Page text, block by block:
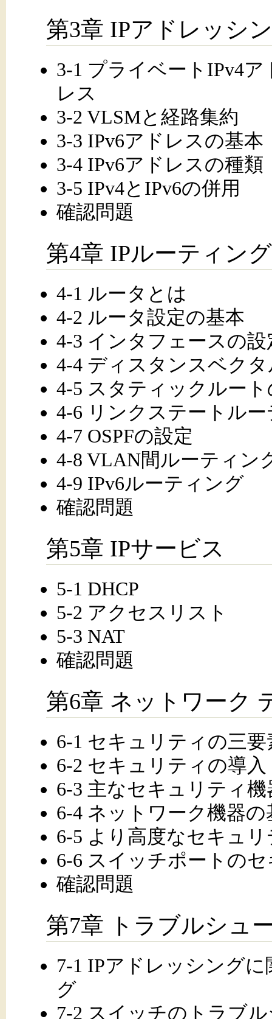
第3章 IPアドレッシ
3-1 プライベートIPv4
レス
3-2 VLSMと経路集約
3-3 IPv6アドレスの基本
3-4 IPv6アドレスの種類
3-5 IPv4とIPv6の併用
確認問題
第4章 IPルーティン
4-1 ルータとは
4-2 ルータ設定の基本
4-3 インタフェースの設
4-4 ディスタンスベク
4-5 スタティックルー
4-6 リンクステートル
4-7 OSPFの設定
4-8 VLAN間ルーティン
4-9 IPv6ルーティング
確認問題
第5章 IPサービス
5-1 DHCP
5-2 アクセスリスト
5-3 NAT
確認問題
第6章 ネットワーク
6-1 セキュリティの三
6-2 セキュリティの導入
6-3 主なセキュリティ機
6-4 ネットワーク機器の
6-5 より高度なセキュ
6-6 スイッチポートの
確認問題
第7章 トラブルシュ
7-1 IPアドレッシング
グ
7-2 スイッチのトラブ